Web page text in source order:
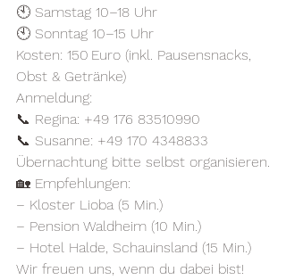
🕙 Samstag 10–18 Uhr
🕙 Sonntag 10–15 Uhr
Kosten: 150 Euro (inkl. Pausensnacks,
Obst & Getränke)
Anmeldung:
📞 Regina: +49 176 83510990
📞 Susanne: +49 170 4348833
Übernachtung bitte selbst organisieren.
🏡 Empfehlungen:
– Kloster Lioba (5 Min.)
– Pension Waldheim (10 Min.)
– Hotel Halde, Schauinsland (15 Min.)
Wir freuen uns, wenn du dabei bist!